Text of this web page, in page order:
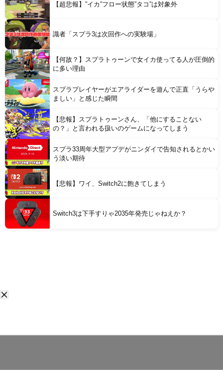
Powered by livedoor 相互RSS【超悲報】”イカ”フロー状態”タコ”は対象外
識者「スプラ3は次回作への実験場」
【何故？】スプラトゥーンで女イカ使ってる人が圧倒的
に多い理由
スプラプレイヤーがエアライダーを遊んで正直「うらや
ましい」と感じた瞬間
【悲報】スプラトゥーンさん、「他にすることない
の？」と言われる扱いのゲームになってしまう
スプラ33周年大型アプデがニンダイで告知されるとかい
う淡い期待
【悲報】ワイ、Switch2に飽きてしまう
Switch3は下手すりゃ2035年発売じゃねえか？